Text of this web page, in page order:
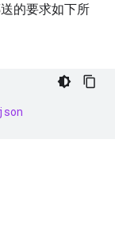
的要求如下所